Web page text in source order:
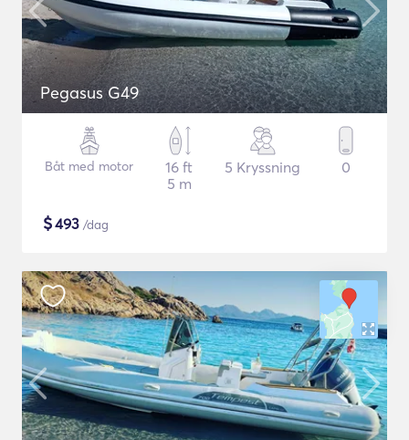
Pegasus G49
Båt med motor
16 ft
5 m
5 Kryssning 0
$493 /dag